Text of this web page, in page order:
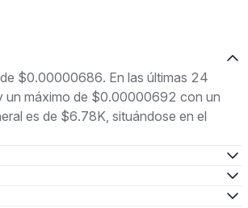
$0.00000686. En las últimas 24
un máximo de $0.00000692 con un
es de $6.78K, situándose en el